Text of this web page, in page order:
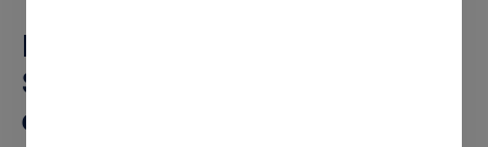
LinkMink Bewertung (2026):
Skalieren dieses Stripe-
exklusiven Tools für SaaS?